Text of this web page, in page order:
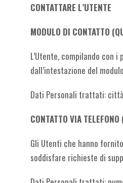
CONTATTARE L’UTENTE
MODULO DI CONTATTO
L’Utente, compilando
dall’intestazione del
Dati Personali trattati:
CONTATTO VIA
Gli Utenti che hanno
soddisfare richieste di